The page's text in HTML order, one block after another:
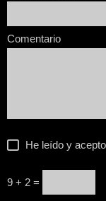
Comentario
He leído y
9 + 2 =